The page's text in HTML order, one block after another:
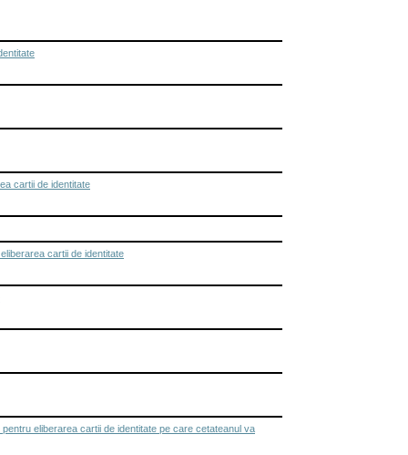
cartii de identitate
cartii de identitate
eliberarea cartii de identitate pe care cetateanul va